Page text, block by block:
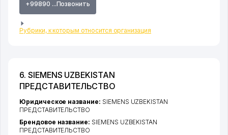
+99890 ...Позвонить
Рубрики, к которым относится организация
6. SIEMENS UZBEKISTAN
ПРЕДСТАВИТЕЛЬСТВО
Юридическое название: SIEMENS UZBEKISTAN
ПРЕДСТАВИТЕЛЬСТВО
Брендовое название: SIEMENS UZBEKISTAN
ПРЕДСТАВИТЕЛЬСТВО